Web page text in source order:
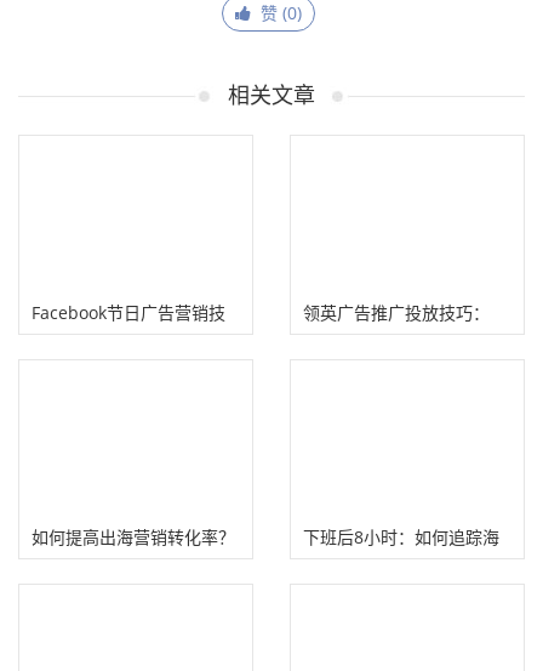
赞 (0)
相关文章
Facebook节日广告营销技
巧：利用海外节日
领英广告推广投放技巧：
B2B企业如何通过LinkedIn
如何提高出海营销转化率？
提升海外本地化营销效果！
下班后8小时：如何追踪海
外网红营销投产比（ROI）